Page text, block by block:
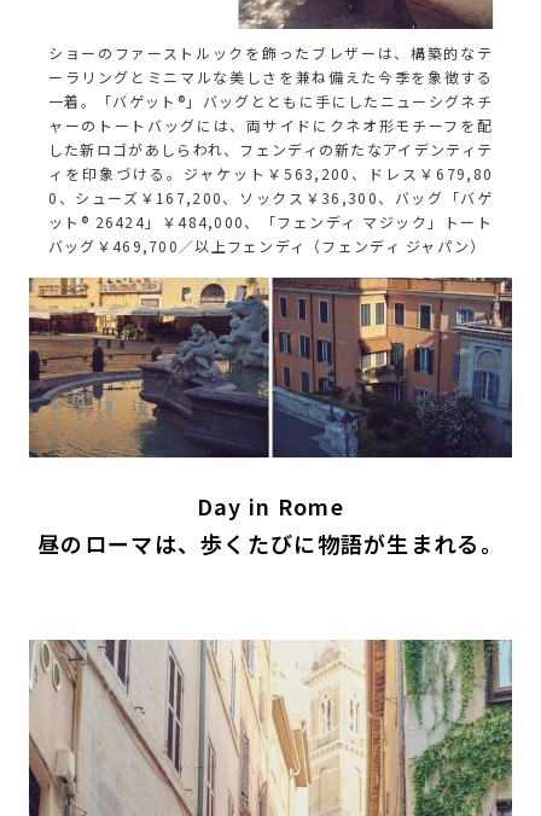
ショーのファーストルックを飾ったブレザーは、構築的なテ
ーラリングとミニマルな美しさを兼ね備えた今季を象徴する
一着。「バゲット®」バッグとともに手にしたニューシグネチ
ャーのトートバッグには、両サイドにクネオ形モチーフを配
した新ロゴがあしらわれ、フェンディの新たなアイデンティテ
ィを印象づける。ジャケット￥563,200、ドレス￥679,80
0、シューズ￥167,200、ソックス￥36,300、バッグ「バゲ
ット® 26424」￥484,000、「フェンディ マジック」トート
バッグ￥469,700／以上フェンディ（フェンディ ジャパン）
Day in Rome
昼のローマは、歩くたびに物語が生まれる。